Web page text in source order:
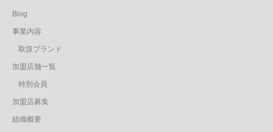
Blog
事業内容
取扱ブランド
加盟店舗一覧
特別会員
加盟店募集
組織概要